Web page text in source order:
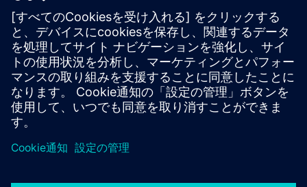
紙の許可証や南京錠の混乱を、SmartloxのNyckelに置き換
えてください。クラウド管理型のデジタルロックアウト/
タグアウトにより、リアルタイムの可視性、改ざん防止の
監査証跡、実際に証明できる物理的な隔離が可能になりま
す。
詳細情報